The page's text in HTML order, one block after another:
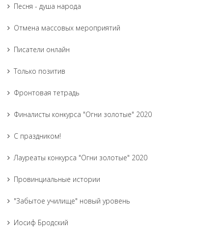
Песня - душа народа
Отмена массовых мероприятий
Писатели онлайн
Только позитив
Фронтовая тетрадь
Финалисты конкурса "Огни золотые" 2020
С праздником!
Лауреаты конкурса "Огни золотые" 2020
Провинциальные истории
"Забытое училище" новый уровень
Иосиф Бродский